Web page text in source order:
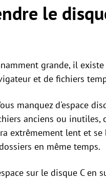
le
grande, il
et de fichiers
manquez d'espace
anciens ou
extrêmement lent et
en même temps.
sur le disque C